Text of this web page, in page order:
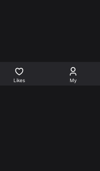
Likes My